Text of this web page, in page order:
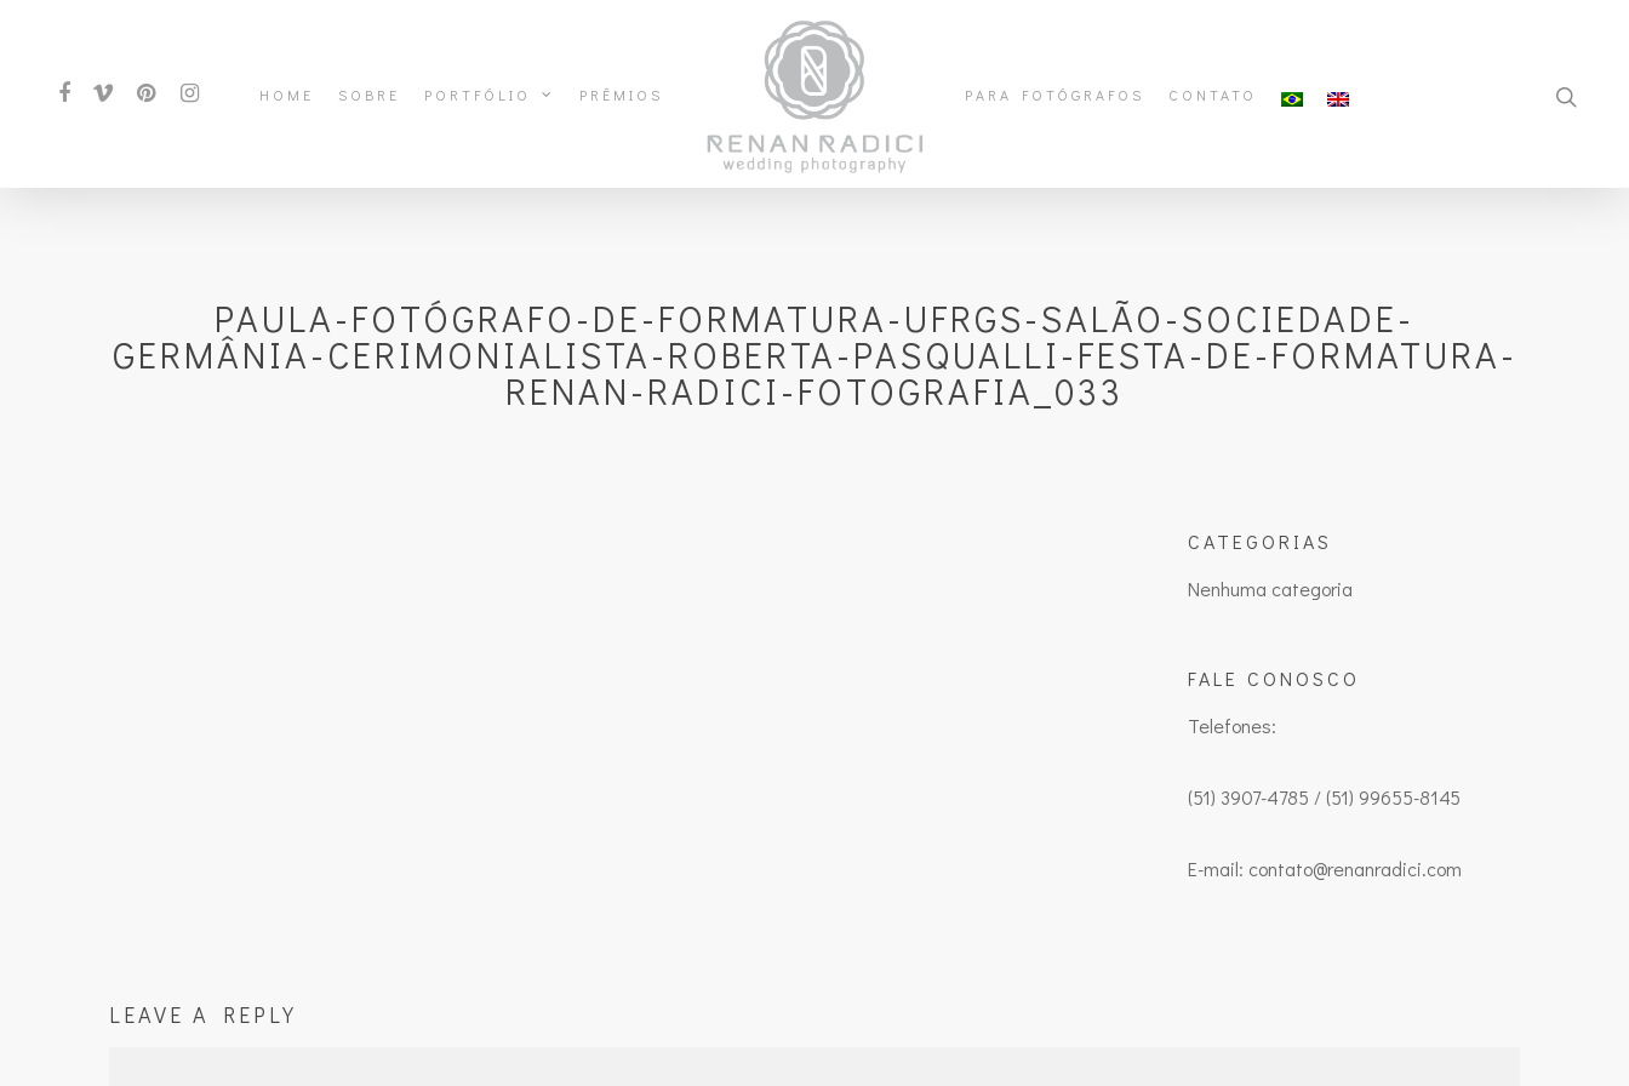
HOME SOBRE PORTFÓLIO PRÊMIOS PARA FOTÓGRAFOS CONTATO
PAULA-FOTÓGRAFO-DE-FORMATURA-UFRGS-SALÃO-SOCIEDADE-
GERMÂNIA-CERIMONIALISTA-ROBERTA-PASQUALLI-FESTA-DE-FORMATURA-
RENAN-RADICI-FOTOGRAFIA_033
CATEGORIAS
Nenhuma categoria
FALE CONOSCO
Telefones:
(51) 3907-4785 / (51) 99655-8145
E-mail: contato@renanradici.com
LEAVE A REPLY